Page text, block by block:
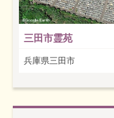
三田市霊苑
兵庫県三田市